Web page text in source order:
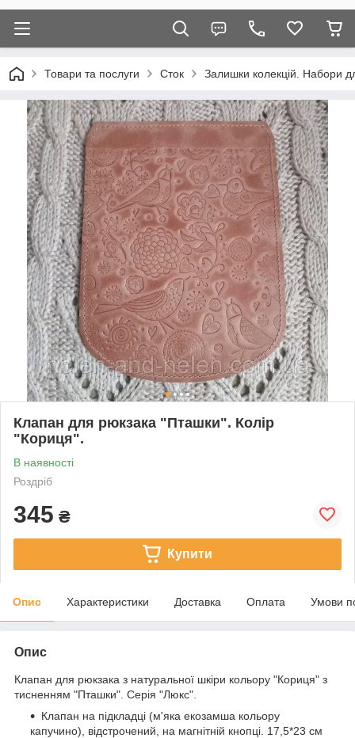
Товари та послуги Сток Залишки колекцій. Набори
Клапан для рюкзака "Пташки". Колір
"Кориця".
В наявності
Роздріб
345 ₴
Купити
Опис Характеристики Доставка Оплата Умови
Опис
Клапан для рюкзака з натуральної шкіри кольору "Кориця" з
тисненням "Пташки". Серія "Люкс".
Клапан на підкладці (м'яка екозамша кольору
капучино), відстрочений, на магнітній кнопці. 17,5*23 см